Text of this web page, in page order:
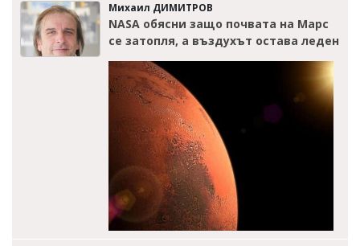
Михаил ДИМИТРОВ
NASA обясни защо почвата на Марс
се затопля, а въздухът остава леден